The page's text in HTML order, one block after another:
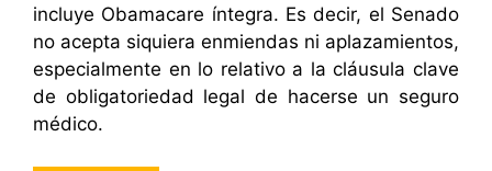
incluye Obamacare íntegra. Es decir, el Senado
no acepta siquiera enmiendas ni aplazamientos,
especialmente en lo relativo a la cláusula clave
de obligatoriedad legal de hacerse un seguro
médico.